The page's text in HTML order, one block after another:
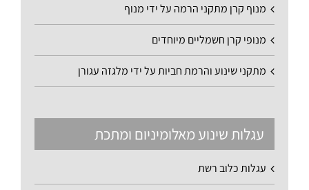
מנוף קרן מתקני הרמה על ידי מנוף
מנופי קרן חשמליים מיוחדים
מתקני שינוע והרמת חביות על ידי מלגזה עגורן
עגלות שינוע מאלומיניום ומתכת
עגלות כלוב רשת